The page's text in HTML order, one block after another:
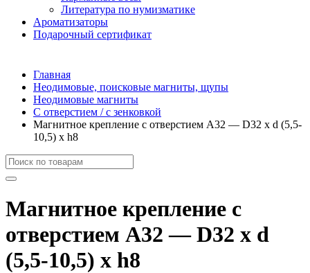
Литература по нумизматике
Ароматизаторы
Подарочный сертификат
Главная
Неодимовые, поисковые магниты, щупы
Неодимовые магниты
С отверстием / с зенковкой
Магнитное крепление с отверстием А32 — D32 x d (5,5-
10,5) x h8
Магнитное крепление с
отверстием А32 — D32 x d
(5,5-10,5) x h8